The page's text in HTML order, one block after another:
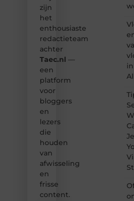
zijn
het
enthousiaste
redactieteam
achter
Taec.nl —
een
platform
voor
bloggers
en
lezers
die
houden
van
afwisseling
en
frisse
content.
in